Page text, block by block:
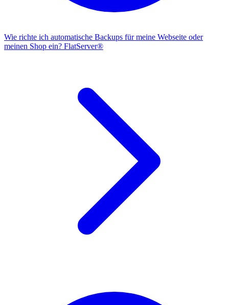
Wie richte ich automatische Backups für meine Webseite oder
meinen Shop ein? FlatServer®